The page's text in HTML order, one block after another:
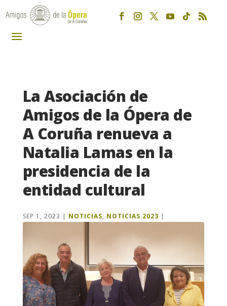
La Asociación de
Amigos de la Ópera de
A Coruña renueva a
Natalia Lamas en la
presidencia de la
entidad cultural
SEP 1, 2023 | NOTICIAS, NOTICIAS 2023 |